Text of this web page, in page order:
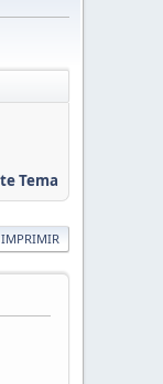
Tema
IMPRIMIR